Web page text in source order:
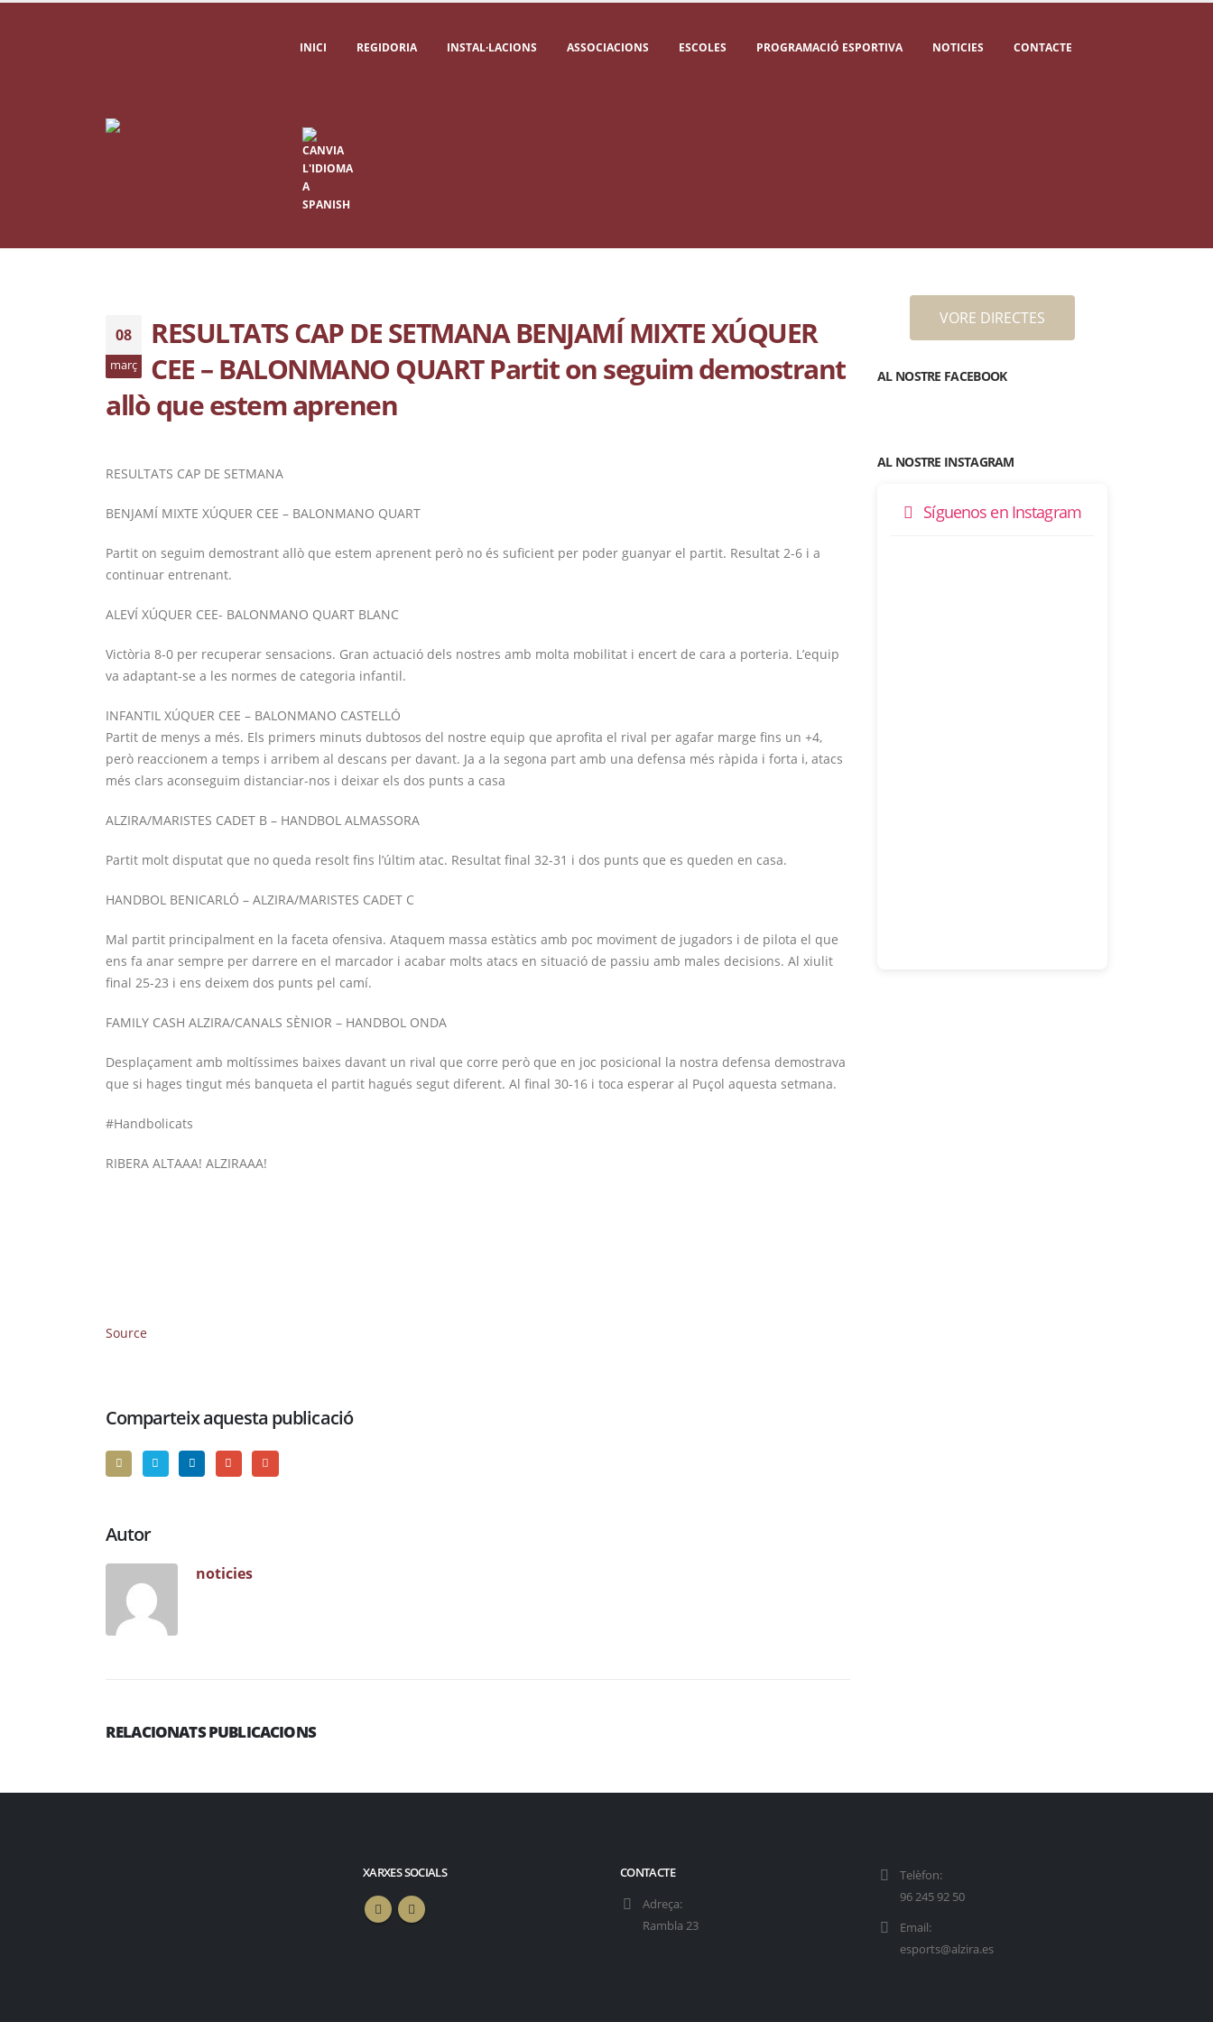
INICI REGIDORIA INSTAL·LACIONS ASSOCIACIONS ESCOLES PROGRAMACIÓ ESPORTIVA NOTICIES CONTACTE
08
març
RESULTATS CAP DE SETMANA BENJAMÍ MIXTE XÚQUER
CEE – BALONMANO QUART Partit on seguim demostrant
allò que estem aprenen
RESULTATS CAP DE SETMANA
BENJAMÍ MIXTE XÚQUER CEE – BALONMANO QUART
Partit on seguim demostrant allò que estem aprenent però no és suficient per poder guanyar el partit. Resultat 2-6 i a
continuar entrenant.
ALEVÍ XÚQUER CEE- BALONMANO QUART BLANC
Victòria 8-0 per recuperar sensacions. Gran actuació dels nostres amb molta mobilitat i encert de cara a porteria. L’equip
va adaptant-se a les normes de categoria infantil.
INFANTIL XÚQUER CEE – BALONMANO CASTELLÓ
Partit de menys a més. Els primers minuts dubtosos del nostre equip que aprofita el rival per agafar marge fins un +4,
però reaccionem a temps i arribem al descans per davant. Ja a la segona part amb una defensa més ràpida i forta i, atacs
més clars aconseguim distanciar-nos i deixar els dos punts a casa
ALZIRA/MARISTES CADET B – HANDBOL ALMASSORA
Partit molt disputat que no queda resolt fins l’últim atac. Resultat final 32-31 i dos punts que es queden en casa.
HANDBOL BENICARLÓ – ALZIRA/MARISTES CADET C
Mal partit principalment en la faceta ofensiva. Ataquem massa estàtics amb poc moviment de jugadors i de pilota el que
ens fa anar sempre per darrere en el marcador i acabar molts atacs en situació de passiu amb males decisions. Al xiulit
final 25-23 i ens deixem dos punts pel camí.
FAMILY CASH ALZIRA/CANALS SÈNIOR – HANDBOL ONDA
Desplaçament amb moltíssimes baixes davant un rival que corre però que en joc posicional la nostra defensa demostrava
que si hages tingut més banqueta el partit hagués segut diferent. Al final 30-16 i toca esperar al Puçol aquesta setmana.
#Handbolicats
RIBERA ALTAAA! ALZIRAAA!
Source
Comparteix aquesta publicació
Autor
noticies
RELACIONATS PUBLICACIONS
VORE DIRECTES
AL NOSTRE FACEBOOK
AL NOSTRE INSTAGRAM
Síguenos en Instagram
XARXES SOCIALS CONTACTE
Adreça:
Rambla 23
Telèfon:
96 245 92 50
Email:
esports@alzira.es